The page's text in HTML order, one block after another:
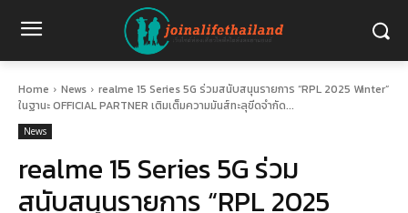
Home News
realme 15 Series 5G ร่วมสนับสนุนรายการ “RPL 2025 Winter”
ในฐานะ OFFICIAL PARTNER เติมเต็มความมันส์ทะลุขีดจำกัด...
News
realme 15 Series 5G ร่วม
สนับสนุนรายการ “RPL 2025